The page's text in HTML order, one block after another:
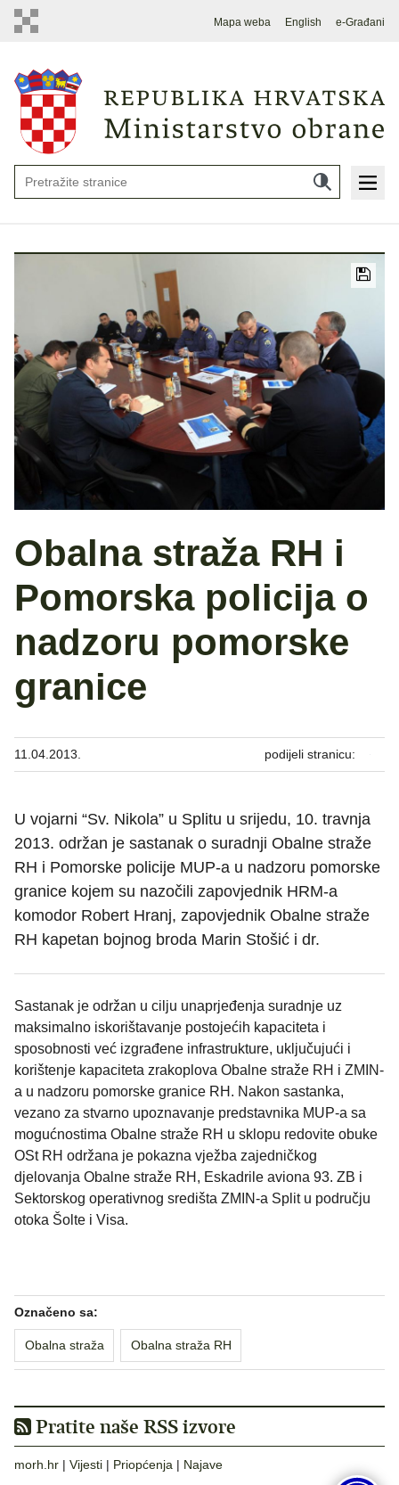
Mapa weba English e-Građani
Obalna straža RH i
Pomorska policija o
nadzoru pomorske
granice
11.04.2013. podijeli stranicu:
U vojarni “Sv. Nikola” u Splitu u srijedu, 10. travnja
2013. održan je sastanak o suradnji Obalne straže
RH i Pomorske policije MUP-a u nadzoru pomorske
granice kojem su nazočili zapovjednik HRM-a
komodor Robert Hranj, zapovjednik Obalne straže
RH kapetan bojnog broda Marin Stošić i dr.
Sastanak je održan u cilju unaprjeđenja suradnje uz
maksimalno iskorištavanje postojećih kapaciteta i
sposobnosti već izgrađene infrastrukture, uključujući i
korištenje kapaciteta zrakoplova Obalne straže RH i ZMIN-
a u nadzoru pomorske granice RH. Nakon sastanka,
vezano za stvarno upoznavanje predstavnika MUP-a sa
mogućnostima Obalne straže RH u sklopu redovite obuke
OSt RH održana je pokazna vježba zajedničkog
djelovanja Obalne straže RH, Eskadrile aviona 93. ZB i
Sektorskog operativnog središta ZMIN-a Split u području
otoka Šolte i Visa.
Označeno sa:
Obalna straža Obalna straža RH
Pratite naše RSS izvore
morh.hr | Vijesti | Priopćenja | Najave